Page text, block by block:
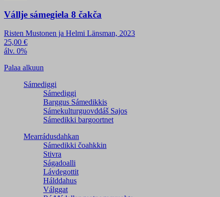
Vállje sámegiela 8 čakča
Risten Mustonen ja Helmi Länsman, 2023
25,00 €
álv. 0%
Palaa alkuun
Sámediggi
Sámediggi
Barggus Sámedikkis
Sámekulturguovddáš Sajos
Sámedikki bargoortnet
Mearrádusdahkan
Sámedikki čoahkkin
Stivra
Ságadoalli
Lávdegottit
Hálddahus
Válggat